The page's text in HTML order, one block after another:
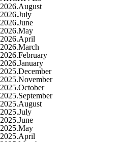
2026.August
2026.July
2026.June
2026.May
2026.April
2026.March
2026.February
2026.January
2025.December
2025.November
2025.October
2025.September
2025.August
2025.July
2025.June
2025.May
2025.April